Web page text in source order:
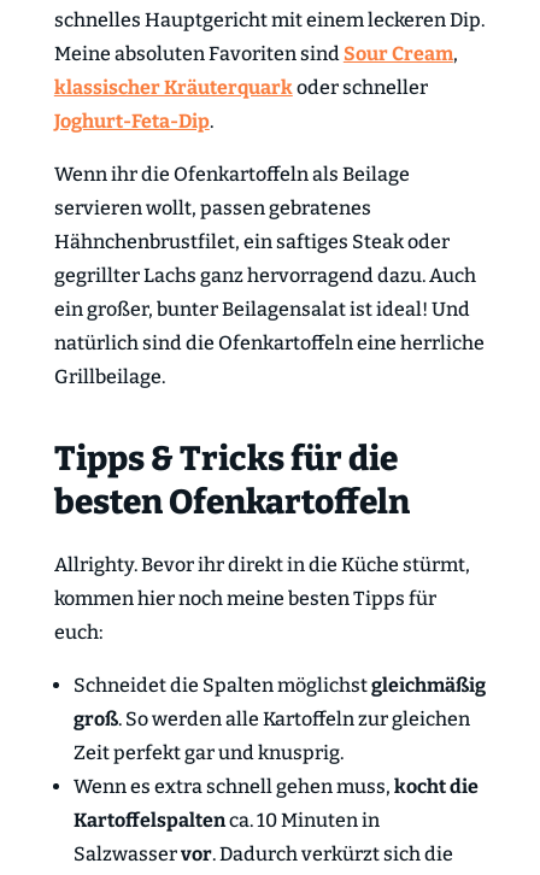
schnelles Hauptgericht mit einem leckeren Dip.
Meine absoluten Favoriten sind Sour Cream,
klassischer Kräuterquarkoder schneller
Joghurt-Feta-Dip.
Wenn ihr die Ofenkartoffeln als Beilage
servieren wollt, passen gebratenes
Hähnchenbrustfilet, ein saftiges Steak oder
gegrillter Lachs ganz hervorragend dazu. Auch
ein großer, bunter Beilagensalat ist ideal! Und
natürlich sind die Ofenkartoffeln eine herrliche
Grillbeilage.
Tipps & Tricks für die
besten Ofenkartoffeln
Allrighty. Bevor ihr direkt in die Küche stürmt,
kommen hier noch meine besten Tipps für
euch:
Schneidet die Spalten möglichstgleichmäßig
groß. So werden alle Kartoffeln zur gleichen
Zeit perfekt gar und knusprig.
Wenn es extra schnell gehen muss, kochtdie
Kartoffelspaltenca. 10 Minuten in
Salzwasservor. Dadurch verkürzt sich die